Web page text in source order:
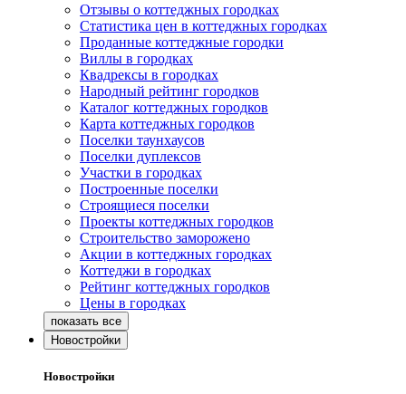
Отзывы о коттеджных городках
Статистика цен в коттеджных городках
Проданные коттеджные городки
Виллы в городках
Квадрексы в городках
Народный рейтинг городков
Каталог коттеджных городков
Карта коттеджных городков
Поселки таунхаусов
Поселки дуплексов
Участки в городках
Построенные поселки
Строящиеся поселки
Проекты коттеджных городков
Строительство заморожено
Акции в коттеджных городках
Коттеджи в городках
Рейтинг коттеджных городков
Цены в городках
Новостройки
Новостройки